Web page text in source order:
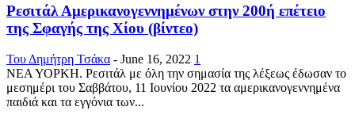
Ρεσιτάλ Αμερικανογεννημένων στην 200ή επέτειο
της Σφαγής της Χίου (βίντεο)
Του Δημήτρη Τσάκα - June 16, 2022 1
ΝΕΑ ΥΟΡΚΗ. Ρεσιτάλ με όλη την σημασία της λέξεως έδωσαν το
μεσημέρι του Σαββάτου, 11 Ιουνίου 2022 τα αμερικανογεννημένα
παιδιά και τα εγγόνια των...